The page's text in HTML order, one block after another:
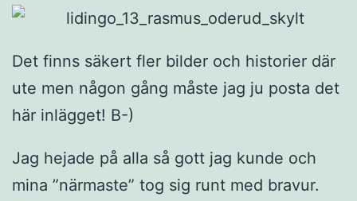
Det finns säkert fler bilder och historier där
ute men någon gång måste jag ju posta det
här inlägget! B-)
Jag hejade på alla så gott jag kunde och
mina ”närmaste” tog sig runt med bravur.